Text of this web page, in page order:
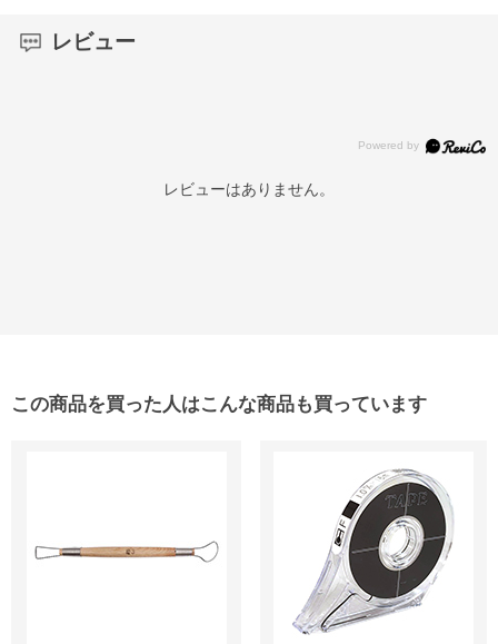
レビュー
レビューはありません。
この商品を買った人はこんな商品も買っています